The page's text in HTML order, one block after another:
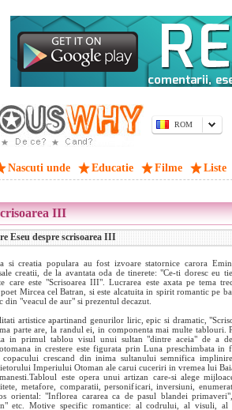
ROM
Nascuti unde Educatie Filme Liste
III
Eseu despre scrisoarea III
si creatia populara au fost izvoare statornice carora
creatii, de la avantata oda de tinerete: "Ce-ti doresc eu
care este "Scrisoarea III". Lucrarea este axata pe tema
Mircea cel Batran, si este alcatuita in spirit romantic pe
din "veacul de aur" si prezentul decazut.
artistice apartinand genurilor liric, epic si dramatic,
parte are, la randul ei, in componenta mai multe tablouri.
in primul tablou visul unui sultan "dintre aceia" de a
in crestere este figurata prin Luna preschimbata in
copacului crescand din inima sultanului semnifica
Imperiului Otoman ale carui cuceriri in vremea lui
este opera unui artizan care-si alege
metafore, comparatii, personificari, inversiuni,
oriental: "Inflorea cararea ca de pasul blandei
etc. Motive specific romantice: al codrului, al visuli, al